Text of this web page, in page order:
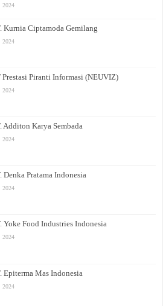
2024
Kurnia Ciptamoda Gemilang
2024
Piranti Informasi (NEUVIZ)
2024
Additon Karya Sembada
2024
Denka Pratama Indonesia
2024
Yoke Food Industries Indonesia
2024
Epiterma Mas Indonesia
2024